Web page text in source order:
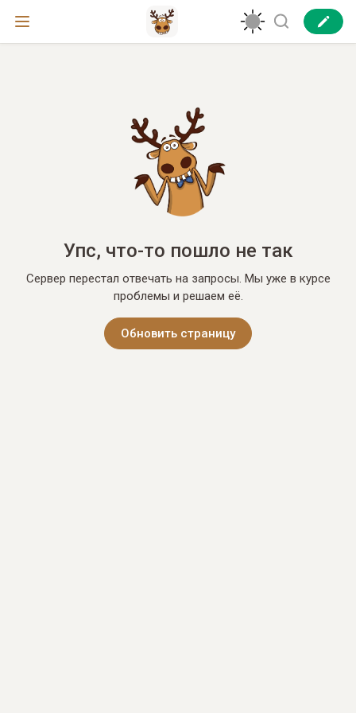
Упс, что-то пошло не так
Сервер перестал отвечать на запросы. Мы уже в курсе
проблемы и решаем её.
Обновить страницу